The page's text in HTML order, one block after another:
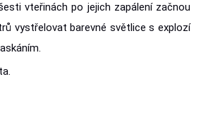
vteřinách po jejich zapálení začnou
vystřelovat barevné světlice s explozí